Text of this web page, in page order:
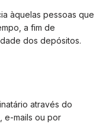
àquelas pessoas que
a fim de
dos depósitos.
através do
e-mails ou por